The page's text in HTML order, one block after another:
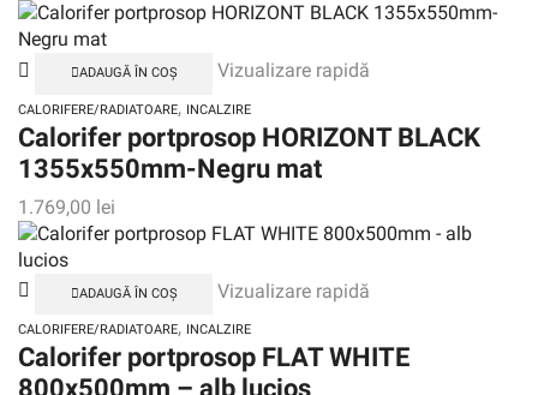
ADAUGĂ ÎN COȘ Vizualizare rapidă
CALORIFERE/RADIATOARE, INCALZIRE
Calorifer portprosop HORIZONT BLACK
1355x550mm-Negru mat
1.769,00 lei
ADAUGĂ ÎN COȘ Vizualizare rapidă
CALORIFERE/RADIATOARE, INCALZIRE
Calorifer portprosop FLAT WHITE
800x500mm – alb lucios